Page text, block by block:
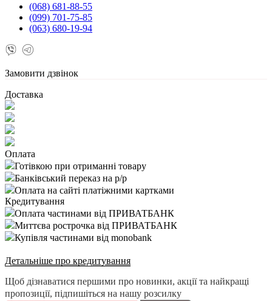
(068) 681-88-55
(099) 701-75-85
(063) 680-19-94
Замовити дзвінок
Доставка
Оплата
Готівкою при отриманні товару
Банківський переказ на р/р
Оплата на сайті платіжними картками
Кредитування
Оплата частинами від ПРИВАТБАНК
Миттєва рострочка від ПРИВАТБАНК
Купівля частинами від monobank
Детальніше про кредитування
Щоб дізнаватися першими про новинки, акції та найкращі
пропозиції, підпишіться на нашу розсилку